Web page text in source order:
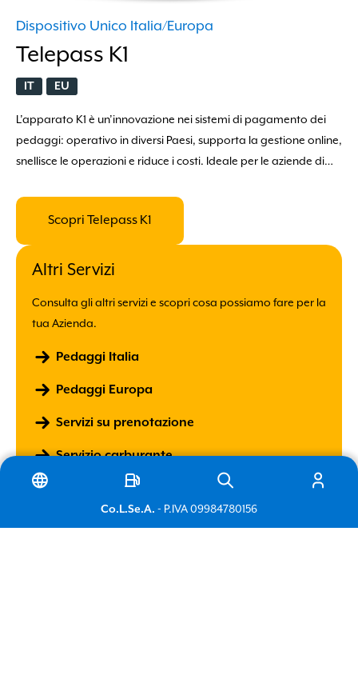
English
Co.L.Se.A. - P.IVA 09984780156
Dispositivo Unico Italia/Europa
Telepass K1
IT EU
L’apparato K1 è un’innovazione nei sistemi di pagamento dei
pedaggi: operativo in diversi Paesi, supporta la gestione online,
snellisce le operazioni e riduce i costi. Ideale per le aziende di
Scopri Telepass K1
Altri Servizi
Consulta gli altri servizi e scopri cosa possiamo fare per la
tua Azienda.
Pedaggi Italia
Pedaggi Europa
Servizi su prenotazione
Servizio carburante
Servizi finanziari